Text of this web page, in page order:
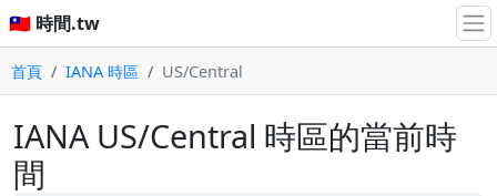
🇹🇼 時間.tw
首頁 IANA 時區 US/Central
IANA US/Central 時區的當前時
間